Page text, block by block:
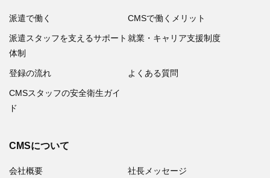
派遣で働く CMSで働くメリット
派遣スタッフを支えるサポート
体制
就業・キャリア支援制度
登録の流れ よくある質問
CMSスタッフの安全衛生ガイ
ド
CMSについて
会社概要 社長メッセージ